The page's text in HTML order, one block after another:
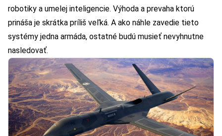
robotiky a umelej inteligencie. Výhoda a prevaha ktorú
prináša je skrátka príliš veľká. A ako náhle zavedie tieto
systémy jedna armáda, ostatné budú musieť nevyhnutne
nasledovať.